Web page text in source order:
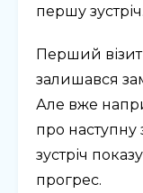
першу зустріч.
Перший
залишався
Але вже
про наступну
зустріч
прогрес.